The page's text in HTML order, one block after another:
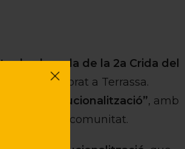
de cloenda de la 2a Crida del
, celebrat a Terrassa.
a la Institucionalització”, amb
i en la comunitat.